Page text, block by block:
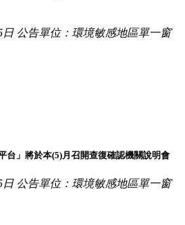
日 公告單位：環境敏感地區單一窗
台」將於本(5)月召開查復確認機關說明會
日 公告單位：環境敏感地區單一窗